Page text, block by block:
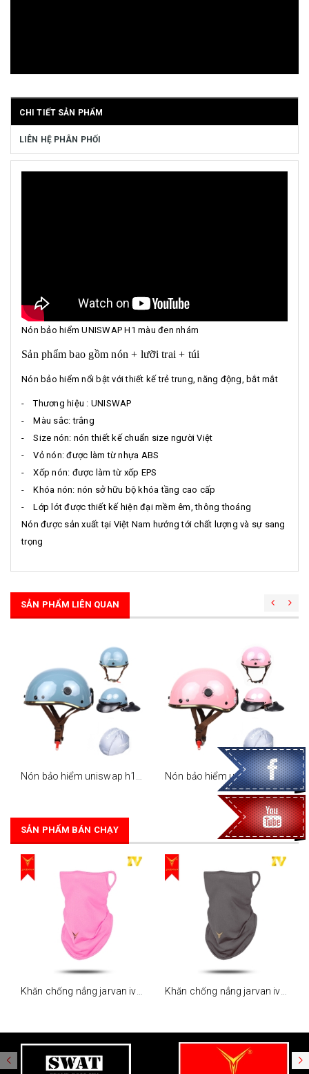
CHI TIẾT SẢN PHẨM
LIÊN HỆ PHÂN PHỐI
Nón bảo hiểm UNISWAP H1 màu đen nhám
Sản phẩm bao gồm nón + lưỡi trai + túi
Nón bảo hiểm nổi bật với thiết kế trẻ trung, năng động, bắt mắt
- Thương hiệu : UNISWAP
- Màu sắc: trắng
- Size nón: nón thiết kế chuẩn size người Việt
- Vỏ nón: được làm từ nhựa ABS
- Xốp nón: được làm từ xốp EPS
- Khóa nón: nón sở hữu bộ khóa tầng cao cấp
- Lớp lót được thiết kế hiện đại mềm êm, thông thoáng
Nón được sản xuất tại Việt Nam hướng tới chất lượng và sự sang
trọng
SẢN PHẨM LIÊN QUAN
Nón bảo hiểm uniswap h1 - hồng bóng (nón +lưỡi trai + túi)
SẢN PHẨM BÁN CHẠY